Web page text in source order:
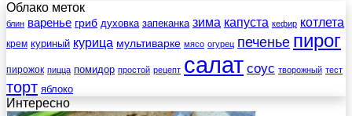
Облако меток
блин варенье гриб духовка запеканка зима капуста кефир котлета
крем куриный курица мультиварке мясо огурец печенье пирог
пирожок пицца помидор простой рецепт салат соус творожный тест
торт яблоко
Интересно